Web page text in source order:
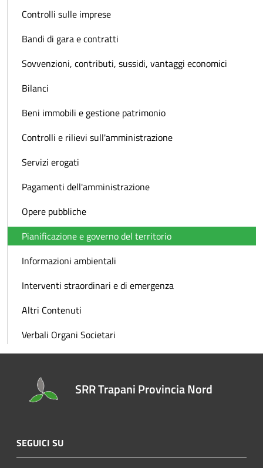
Controlli sulle imprese
Bandi di gara e contratti
Sovvenzioni, contributi, sussidi, vantaggi economici
Bilanci
Beni immobili e gestione patrimonio
Controlli e rilievi sull'amministrazione
Servizi erogati
Pagamenti dell'amministrazione
Opere pubbliche
Pianificazione e governo del territorio
Informazioni ambientali
Interventi straordinari e di emergenza
Altri Contenuti
Verbali Organi Societari
SRR Trapani Provincia Nord
SEGUICI SU